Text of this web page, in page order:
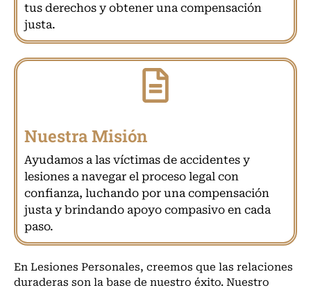
tus derechos y obtener una compensación
justa.
Nuestra Misión
Ayudamos a las víctimas de accidentes y
lesiones a navegar el proceso legal con
confianza, luchando por una compensación
justa y brindando apoyo compasivo en cada
paso.
En Lesiones Personales, creemos que las relaciones
duraderas son la base de nuestro éxito. Nuestro